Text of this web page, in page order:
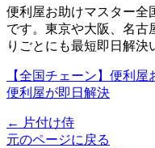
便利屋お助けマスター全
です。東京や大阪、名古
りごとにも最短即日解決
【全国チェーン】便利
便利屋が即日解決
← 片付け侍
元のページに戻る